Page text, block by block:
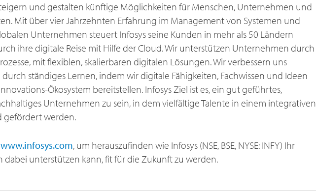
und gestalten künftige Möglichkeiten für Menschen, Unternehmen und
Mit über vier Jahrzehnten Erfahrung im Management von Systemen und
Unternehmen steuert Infosys seine Kunden in mehr als 50 Ländern
ihre digitale Reise mit Hilfe der Cloud. Wir unterstützen Unternehmen durch
mit flexiblen, skalierbaren digitalen Lösungen. Wir verbessern uns
ständiges Lernen, indem wir digitale Fähigkeiten, Fachwissen und Ideen
Ökosystem bereitstellen. Infosys Ziel ist es, ein gut geführtes,
Unternehmen zu sein, in dem vielfältige Talente in einem integrativen
gefördert werden.
www.infosys.com, um herauszufinden wie Infosys (NSE, BSE, NYSE: INFY) Ihr
dabei unterstützen kann, fit für die Zukunft zu werden.